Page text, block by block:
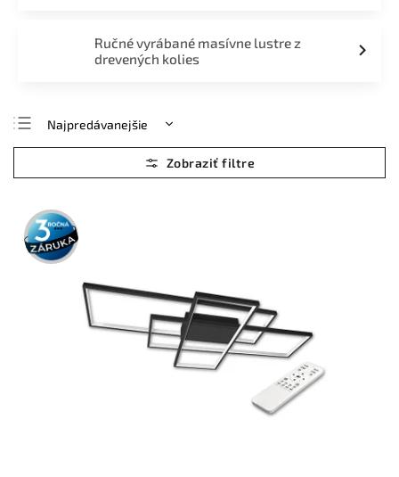
Ručné vyrábané masívne lustre z
drevených kolies
Najpredávanejšie
Najlacnejšie
Najdrahšie
Abecedne
3 roky
záruka